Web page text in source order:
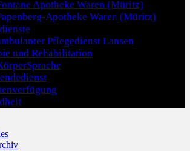
Apotheke Waren (Müritz)
Apotheke Waren (Müritz)
Pflegedienst Lansen
und Rehabilitation